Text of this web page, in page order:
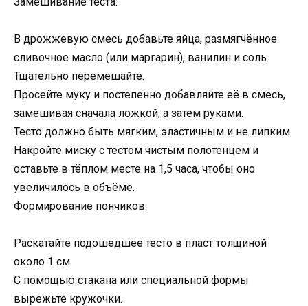
В дрожжевую смесь добавьте яйца, размягчённое
сливочное масло (или маргарин), ванилин и соль.
Тщательно перемешайте.
Просейте муку и постепенно добавляйте её в смесь,
замешивая сначала ложкой, а затем руками.
Тесто должно быть мягким, эластичным и не липким.
Накройте миску с тестом чистым полотенцем и
оставьте в тёплом месте на 1,5 часа, чтобы оно
увеличилось в объёме.
Формирование пончиков:
Раскатайте подошедшее тесто в пласт толщиной
около 1 см.
С помощью стакана или специальной формы
вырежьте кружочки.